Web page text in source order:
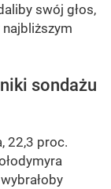
swój głos,
sondażu
22,3 proc.